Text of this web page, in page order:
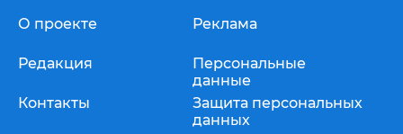
О проекте
Редакция
Контакты
Реклама
Персональные
данные
Защита персональных
данных